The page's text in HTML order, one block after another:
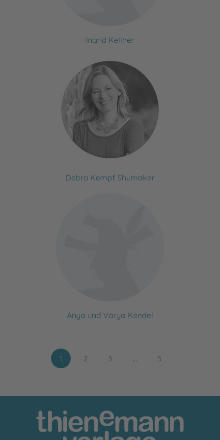
Ingrid Kellner
Debra Kempf Shumaker
Anya und Varya Kendel
1 2 3 … 5